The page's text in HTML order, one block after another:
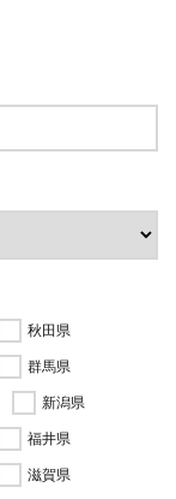
秋田県
群馬県
新潟県
福井県
滋賀県